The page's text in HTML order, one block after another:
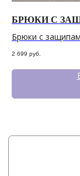
БРЮКИ С
Брюки с
2 699 руб.